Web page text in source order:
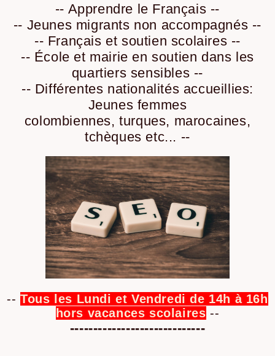
-- Apprendre le Français --
-- Jeunes migrants non accompagnés --
-- Français et soutien scolaires --
-- École et mairie en soutien dans les
quartiers sensibles --
-- Différentes nationalités accueillies:
Jeunes femmes
colombiennes, turques, marocaines,
tchèques etc... --
--Tous les Lundi et Vendredi de 14h à 16h
hors vacances scolaires --
-----------------------------